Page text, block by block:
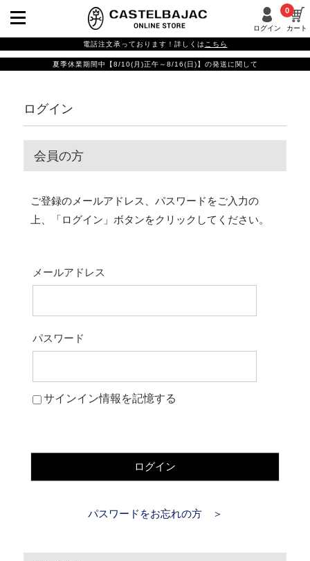
ログイン カート
0
電話注文承っております！詳しくは こちら
夏季休業期間中【8/10(月)正午～8/16(日)】の発送に関して
ログイン
会員の方
ご登録のメールアドレス、パスワードをご入力の
上、「ログイン」ボタンをクリックしてください。
メールアドレス
パスワード
サインイン情報を記憶する
ログイン
パスワードをお忘れの方 ＞